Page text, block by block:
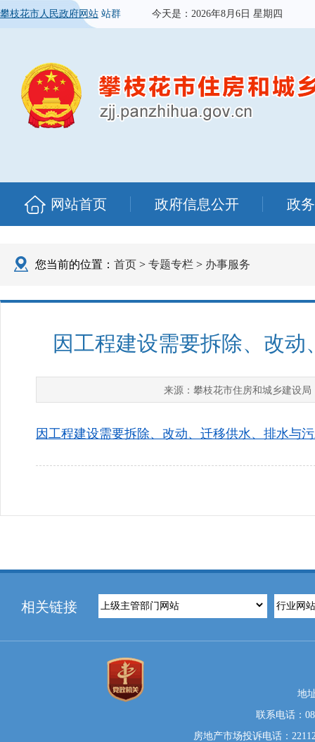
攀枝花市人民政府网站 站群 今天是： 2026年8月6日 星期四
网站首页 政府信息公开 政
您当前的位置： 首页 > 专题专栏 > 办事服务
因工程建设需要拆除、改
来源： 攀枝花市住房和城乡建设局
因工程建设需要拆除、改动、迁移供水、排水与
相关链接
地
联系电话：
房地产市场投诉电话：